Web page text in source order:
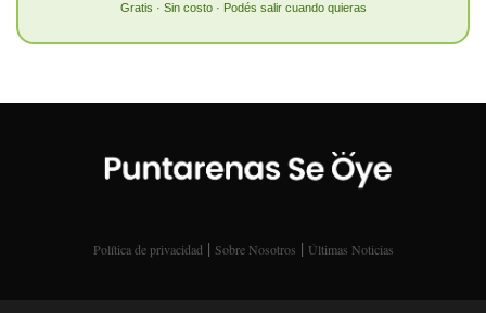
Gratis · Sin costo · Podés salir cuando quieras
Política de privacidad | Sobre Nosotros | Últimas Noticias